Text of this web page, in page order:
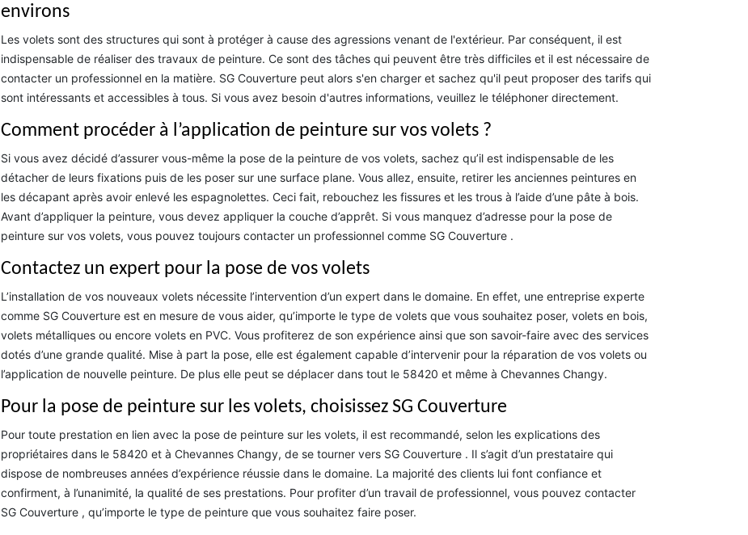
environs
Les volets sont des structures qui sont à protéger à cause des agressions venant de l'extérieur. Par conséquent, il est
indispensable de réaliser des travaux de peinture. Ce sont des tâches qui peuvent être très difficiles et il est nécessaire de
contacter un professionnel en la matière. SG Couverture peut alors s'en charger et sachez qu'il peut proposer des tarifs qui
sont intéressants et accessibles à tous. Si vous avez besoin d'autres informations, veuillez le téléphoner directement.
Comment procéder à l’application de peinture sur vos volets ?
Si vous avez décidé d’assurer vous-même la pose de la peinture de vos volets, sachez qu’il est indispensable de les
détacher de leurs fixations puis de les poser sur une surface plane. Vous allez, ensuite, retirer les anciennes peintures en
les décapant après avoir enlevé les espagnolettes. Ceci fait, rebouchez les fissures et les trous à l’aide d’une pâte à bois.
Avant d’appliquer la peinture, vous devez appliquer la couche d’apprêt. Si vous manquez d’adresse pour la pose de
peinture sur vos volets, vous pouvez toujours contacter un professionnel comme SG Couverture .
Contactez un expert pour la pose de vos volets
L’installation de vos nouveaux volets nécessite l’intervention d’un expert dans le domaine. En effet, une entreprise experte
comme SG Couverture est en mesure de vous aider, qu’importe le type de volets que vous souhaitez poser, volets en bois,
volets métalliques ou encore volets en PVC. Vous profiterez de son expérience ainsi que son savoir-faire avec des services
dotés d’une grande qualité. Mise à part la pose, elle est également capable d’intervenir pour la réparation de vos volets ou
l’application de nouvelle peinture. De plus elle peut se déplacer dans tout le 58420 et même à Chevannes Changy.
Pour la pose de peinture sur les volets, choisissez SG Couverture
Pour toute prestation en lien avec la pose de peinture sur les volets, il est recommandé, selon les explications des
propriétaires dans le 58420 et à Chevannes Changy, de se tourner vers SG Couverture . Il s’agit d’un prestataire qui
dispose de nombreuses années d’expérience réussie dans le domaine. La majorité des clients lui font confiance et
confirment, à l’unanimité, la qualité de ses prestations. Pour profiter d’un travail de professionnel, vous pouvez contacter
SG Couverture , qu’importe le type de peinture que vous souhaitez faire poser.